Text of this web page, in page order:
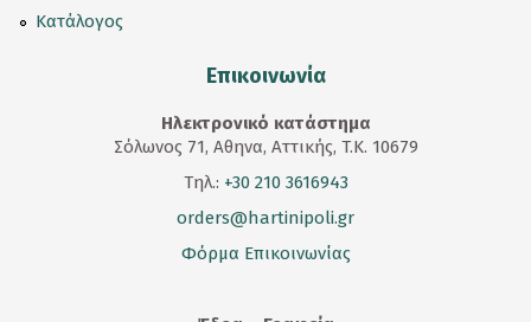
Κατάλογος
Επικοινωνία
Ηλεκτρονικό κατάστημα
Σόλωνος 71, Αθηνα, Αττικής, T.K. 10679
Τηλ.: +30 210 3616943
orders@hartinipoli.gr
Φόρμα Επικοινωνίας